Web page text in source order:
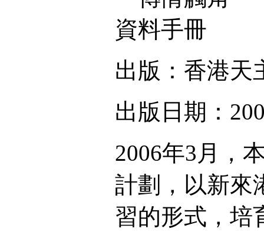
資料手冊
出版：香港天
出版日期：
2006年3月，
計劃，以新來
習的形式，培